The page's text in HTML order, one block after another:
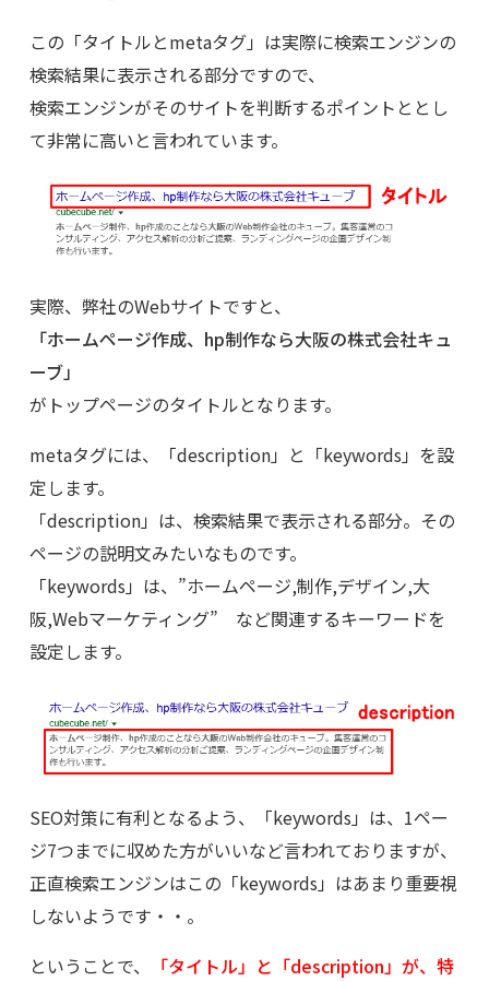
この「タイトルとmetaタグ」は実際に検索エンジンの
検索結果に表示される部分ですので、
検索エンジンがそのサイトを判断するポイントととし
て非常に高いと言われています。
実際、弊社のWebサイトですと、
「ホームページ作成、hp制作なら大阪の株式会社キュ
ーブ」
がトップページのタイトルとなります。
metaタグには、「description」と「keywords」を設
定します。
「description」は、検索結果で表示される部分。その
ページの説明文みたいなものです。
「keywords」は、”ホームページ,制作,デザイン,大
阪,Webマーケティング” など関連するキーワードを
設定します。
SEO対策に有利となるよう、「keywords」は、1ペー
ジ7つまでに収めた方がいいなど言われておりますが、
正直検索エンジンはこの「keywords」はあまり重要視
しないようです・・。
ということで、
「タイトル」と「description」が、特